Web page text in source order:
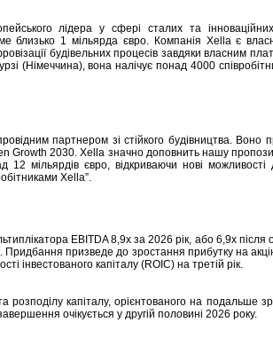
лідера у сфері сталих та інноваційних
близько 1 мільярда євро. Компанія Xella є
будівельних процесів завдяки власним
(Німеччина), вона налічує понад 4000
партнером зі стійкого будівництва. Воно
Growth 2030. Xella значно доповнить нашу
12 мільярдів євро, відкриваючи нові можливості
Xella”.
EBITDA 8,9x за 2026 рік, або 6,9x після
Придбання призведе до зростання прибутку на
інвестованого капіталу (ROIC) на третій рік.
розподілу капіталу, орієнтованого на подальше
очікується у другій половині 2026 року.